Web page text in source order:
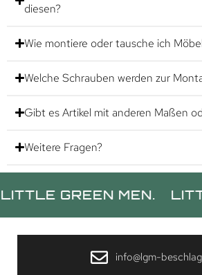
diesen?
Wie montiere oder tausche ich
Welche Schrauben werden zur
Gibt es Artikel mit anderen Maßen
Weitere Fragen?
GREEN MEN. LITTLE
info@lgm-